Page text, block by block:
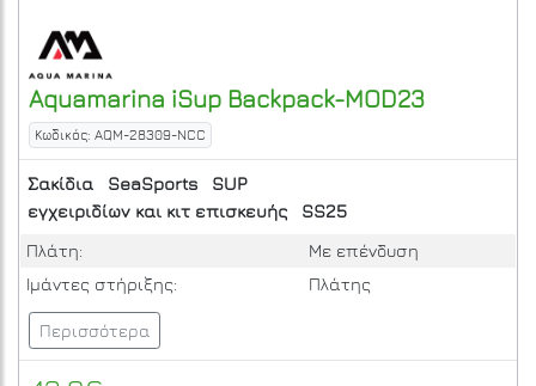
Aquamarina iSup Backpack-MOD23
Κωδικός: AQM-28309-NCC
Σακίδια SeaSports
SUP
εγχειριδίων και κιτ επισκευής
SS25
Πλάτη:
Με επένδυση
Ιμάντες στήριξης:
Πλάτης
Περισσότερα